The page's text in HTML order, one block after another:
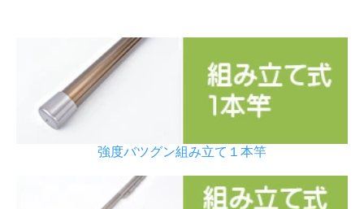
強度バツグン組み立て１本竿